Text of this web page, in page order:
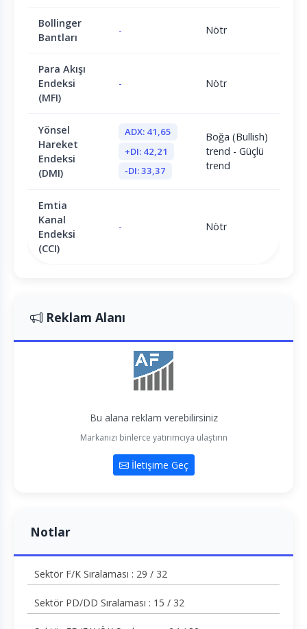
Bollinger
Bantları
- Nötr
Para Akışı
Endeksi
(MFI)
- Nötr
Yönsel
Hareket
Endeksi
(DMI)
ADX: 41,65
+DI: 42,21
-DI: 33,37
Boğa (Bullish)
trend - Güçlü
trend
Emtia
Kanal
Endeksi
(CCI)
- Nötr
Reklam Alanı
Bu alana reklam verebilirsiniz
Markanızı binlerce yatırımcıya ulaştırın
İletişime Geç
Notlar
Sektör F/K Sıralaması : 29 / 32
Sektör PD/DD Sıralaması : 15 / 32